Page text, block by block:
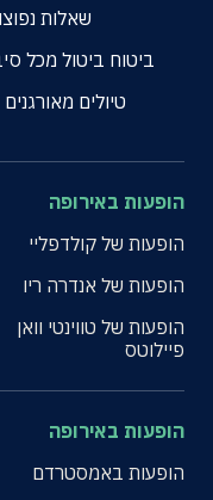
שאלות
ביטוח ביטול מכל
טיולים
הופעות באירופה
הופעות של קולדפליי
הופעות של אנדרה ריו
הופעות של טווינטי וואן
פיילוטס
הופעות באירופה
הופעות באמסטרדם